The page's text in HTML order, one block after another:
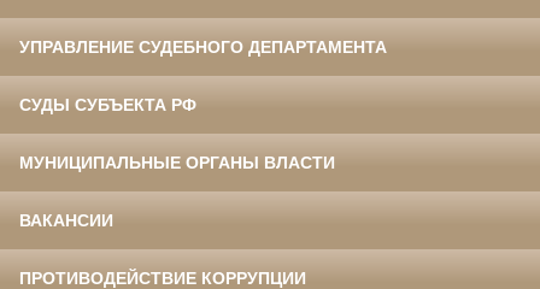
УПРАВЛЕНИЕ СУДЕБНОГО ДЕПАРТАМЕНТА
СУДЫ СУБЪЕКТА РФ
МУНИЦИПАЛЬНЫЕ ОРГАНЫ ВЛАСТИ
ВАКАНСИИ
ПРОТИВОДЕЙСТВИЕ КОРРУПЦИИ